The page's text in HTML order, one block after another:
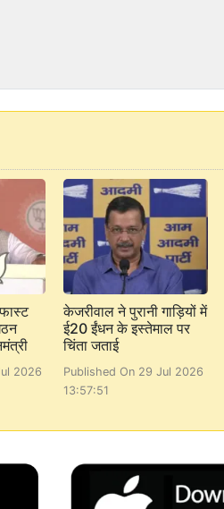
2026
केजरीवाल ने पुरानी गाड़ियों में
ई20 ईंधन के इस्तेमाल पर
चिंता जताई
Published On 29 Jul 2026
13:57:51